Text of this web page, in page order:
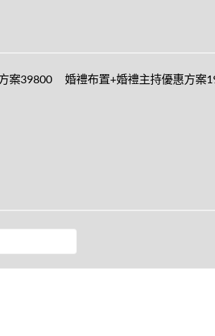
案39800
婚禮布置+婚禮主持優惠方案